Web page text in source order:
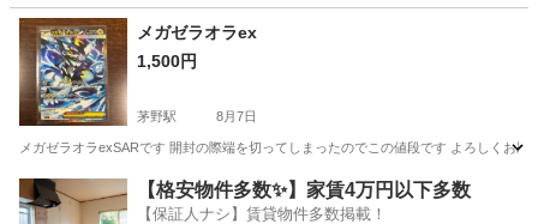
長野 茅野市 茅野駅 カードゲーム
メガゼラオラex
1,500円
茅野駅 8月7日
メガゼラオラexSARです 開封の際端を切ってしまったのでこの値段です よろしくお願
長野 茅野市 茅野駅 カードゲーム
【格安物件多数✨】家賃4万円以下多数
【保証人ナシ】賃貸物件多数掲載！